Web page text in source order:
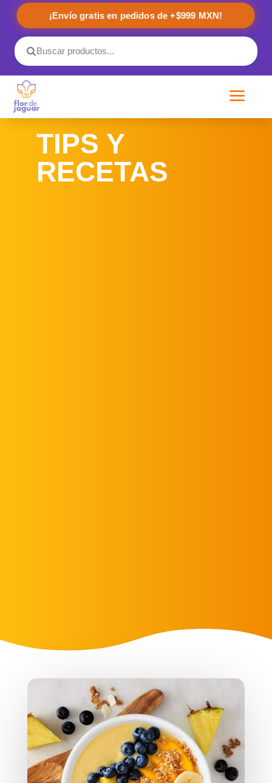
¡Envío gratis en pedidos de +$999 MXN!
a
TIPS Y
RECETAS